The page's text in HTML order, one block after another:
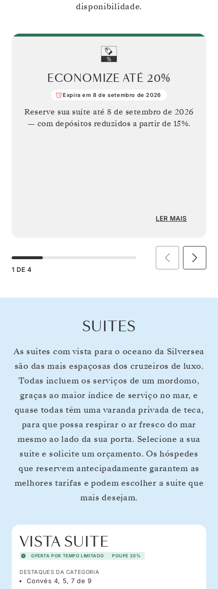
disponibilidade.
ECONOMIZE ATÉ 20%
Expira em 8 de setembro de 2026
Reserve sua suíte até8 de setembro de 2026
— com depósitos reduzidos a partir de 15%.
LER MAIS
1 DE 4
SUITES
As suites com vista para o oceano da Silversea
são das mais espaçosas dos cruzeiros de luxo.
Todas incluem os serviços de um mordomo,
graças ao maior índice de serviço no mar, e
quase todas têm uma varanda privada de teca,
para que possa respirar o ar fresco do mar
mesmo ao lado da sua porta. Selecione a sua
suite e solicite um orçamento. Os hóspedes
que reservem antecipadamente garantem as
melhores tarifas e podem escolher a suite que
mais desejam.
VISTA SUITE
OFERTA POR TEMPO LIMITADO POUPE 20%
DESTAQUES DA CATEGORIA
Convés 4, 5, 7 de 9